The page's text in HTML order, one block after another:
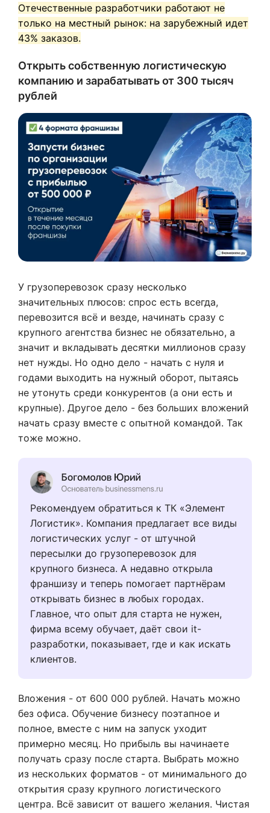
Отечественные разработчики работают не
только на местный рынок: на зарубежный идет
43% заказов.
Открыть собственную логистическую
компанию и зарабатывать от 300 тысяч
рублей
У грузоперевозок сразу несколько
значительных плюсов: спрос есть всегда,
перевозится всё и везде, начинать сразу с
крупного агентства бизнес не обязательно, а
значит и вкладывать десятки миллионов сразу
нет нужды. Но одно дело - начать с нуля и
годами выходить на нужный оборот, пытаясь
не утонуть среди конкурентов (а они есть и
крупные). Другое дело - без больших вложений
начать сразу вместе с опытной командой. Так
тоже можно.
Рекомендуем обратиться к ТК «Элемент
Логистик». Компания предлагает все виды
логистических услуг - от штучной
пересылки до грузоперевозок для
крупного бизнеса. А недавно открыла
франшизу и теперь помогает партнёрам
открывать бизнес в любых городах.
Главное, что опыт для старта не нужен,
фирма всему обучает, даёт свои it-
разработки, показывает, где и как искать
клиентов.
Вложения - от 600 000 рублей. Начать можно
без офиса. Обучение бизнесу поэтапное и
полное, вместе с ним на запуск уходит
примерно месяц. Но прибыль вы начинаете
получать сразу после старта. Выбрать можно
из нескольких форматов - от минимального до
открытия сразу крупного логистического
центра. Всё зависит от вашего желания. Чистая